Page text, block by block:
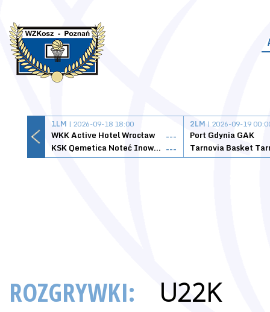
1LM | 2026-09-18 18:00
WKK Active Hotel Wrocław
---
KSK Qemetica Noteć Inowrocław ---
2LM | 2026-09-19
Port Gdynia GAK
ROZGRYWKI: U22K